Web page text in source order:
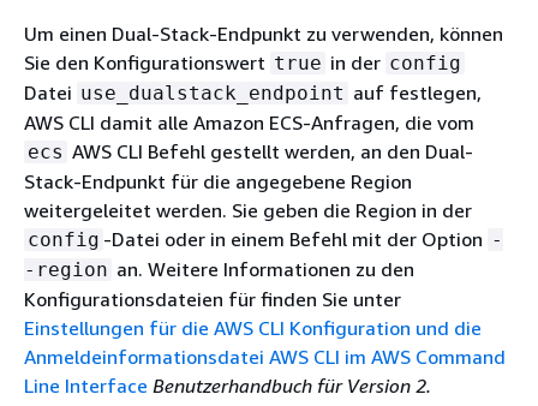
Um einen Dual-Stack-Endpunkt zu verwenden, können
Sie den Konfigurationswert true in der config
Datei use_dualstack_endpoint auf festlegen,
AWS CLI damit alle Amazon ECS-Anfragen, die vom
ecs AWS CLI Befehl gestellt werden, an den Dual-
Stack-Endpunkt für die angegebene Region
weitergeleitet werden. Sie geben die Region in der
config -Datei oder in einem Befehl mit der Option -
-region an. Weitere Informationen zu den
Konfigurationsdateien für finden Sie unter
Einstellungen für die AWS CLI Konfiguration und die
Anmeldeinformationsdatei AWS CLI im AWS Command
Line Interface Benutzerhandbuch für Version 2.